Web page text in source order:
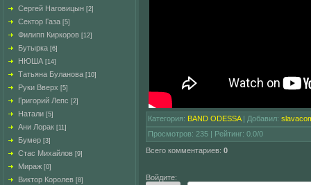
Сергей Наговицын [2]
Сектор Газа [5]
Филипп Киркоров [12]
Бутырка [6]
НЮША [14]
Татьяна Буланова [10]
Руки Вверх [5]
Григорий Лепс [2]
Натали [5]
Ани Лорак [11]
Бумер [3]
Стас Михайлов [9]
Мираж [0]
Виктор Королев [8]
Категория: BAND ODESSA| Добавил:
Просмотров: 235 | Рейтинг: 0.0/0
Всего комментариев: 0
Войдите: